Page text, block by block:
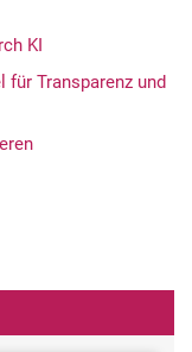
KI
für Transparenz und